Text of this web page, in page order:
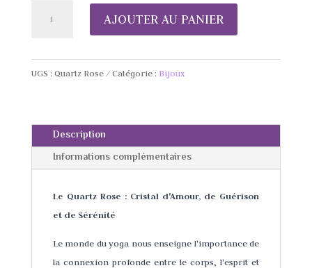
Quartz
AJOUTER AU PANIER
UGS : Quartz Rose Catégorie : Bijoux
Description
Informations complémentaires
Le Quartz Rose : Cristal d'Amour, de Guérison
et de Sérénité
Le monde du yoga nous enseigne l'importance de
la connexion profonde entre le corps, l'esprit et